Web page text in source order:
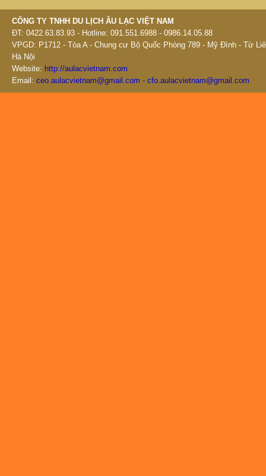
CÔNG TY TNHH DU LỊCH ÂU LẠC VIỆT NAM
ĐT: 0422.63.83.93 - Hotline: 091.551.6988 - 0986.14.05.88
VPGD: P1712 - Tòa A - Chung cư Bộ Quốc Phòng 789 - Mỹ Đình - Từ
Hà Nội
Website: http://aulacvietnam.com
Email: ceo.aulacvietnam@gmail.com - cfo.aulacvietnam@gmail.com